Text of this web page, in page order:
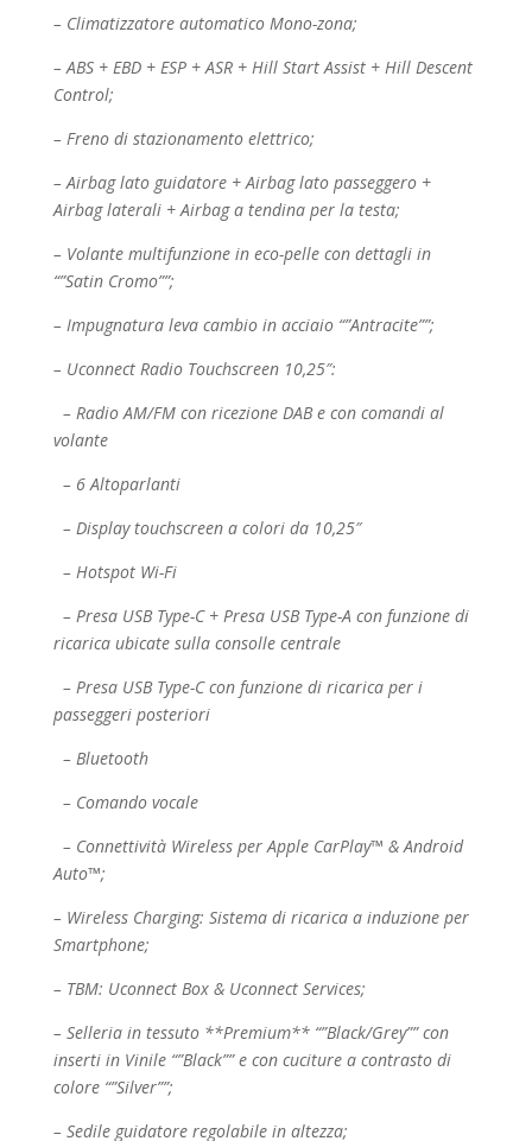
– Climatizzatore automatico Mono-zona;
– ABS + EBD + ESP + ASR + Hill Start Assist + Hill Descent
Control;
– Freno di stazionamento elettrico;
– Airbag lato guidatore + Airbag lato passeggero +
Airbag laterali + Airbag a tendina per la testa;
– Volante multifunzione in eco-pelle con dettagli in
“”Satin Cromo””;
– Impugnatura leva cambio in acciaio “”Antracite””;
– Uconnect Radio Touchscreen 10,25″:
– Radio AM/FM con ricezione DAB e con comandi al
volante
– 6 Altoparlanti
– Display touchscreen a colori da 10,25″
– Hotspot Wi-Fi
– Presa USB Type-C + Presa USB Type-A con funzione di
ricarica ubicate sulla consolle centrale
– Presa USB Type-C con funzione di ricarica per i
passeggeri posteriori
– Bluetooth
– Comando vocale
– Connettività Wireless per Apple CarPlay™ & Android
Auto™;
– Wireless Charging: Sistema di ricarica a induzione per
Smartphone;
– TBM: Uconnect Box & Uconnect Services;
– Selleria in tessuto **Premium** “”Black/Grey”” con
inserti in Vinile “”Black”” e con cuciture acontrasto di
colore “”Silver””;
– Sedile guidatore regolabile in altezza;